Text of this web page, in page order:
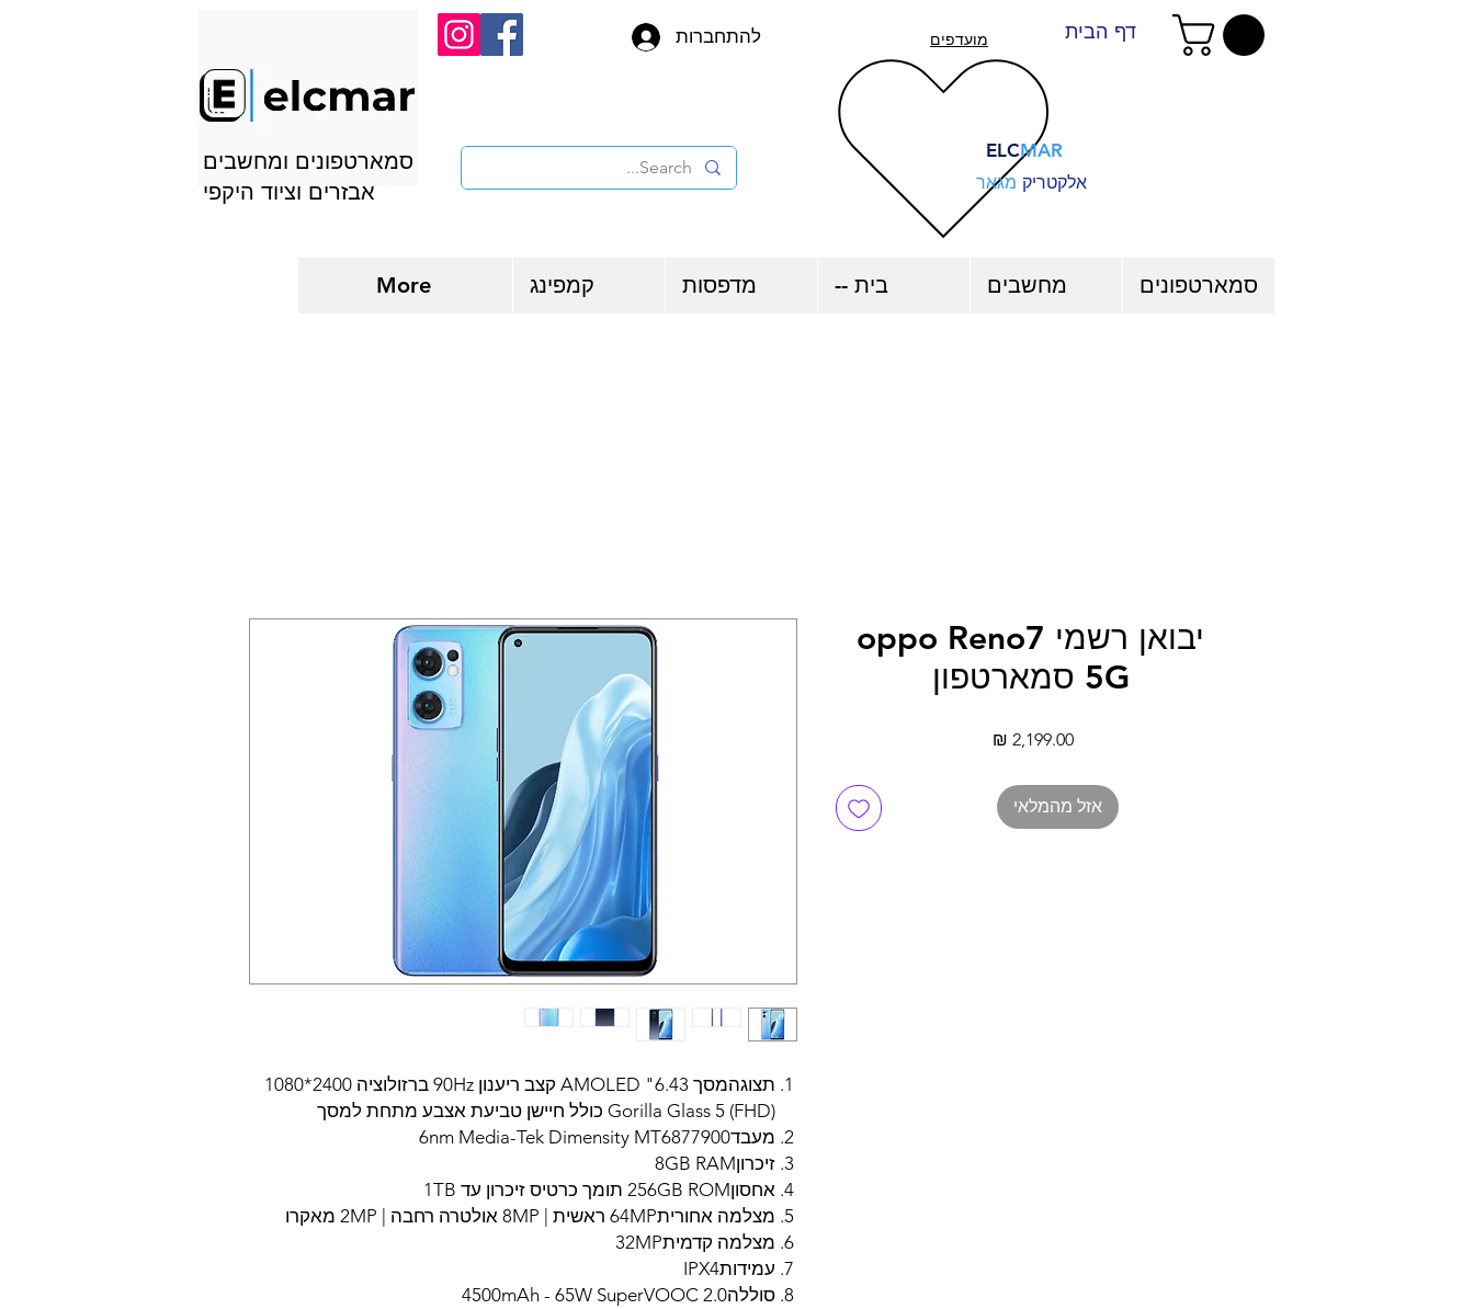
סמארטפונים ומחשבים
אבזרים וציוד היקפי
להתחברות מועדפים דף הבית
ELCMAR
אלקטריק מגאר
סמארטפונים מחשבים בית -- מדפסות קמפינג More
תצוגהמסך 6.43" AMOLED קצב ריענון 90Hz ברזולוציה 2400*1080
(FHD) Gorilla Glass 5 כולל חיישן טביעת אצבע מתחת למסך
מעבד6nm Media-Tek Dimensity MT6877900
זיכרון8GB RAM
אחסון256GB ROM תומך כרטיס זיכרון עד 1TB
מצלמה אחורית64MP ראשית | 8MP אולטרה רחבה | 2MP מאקרו
מצלמה קדמית32MP
עמידותIPX4
סוללה4500mAh - 65W SuperVOOC 2.0
יבואן רשמי oppo Reno7
5G סמארטפון
אזל מהמלאי